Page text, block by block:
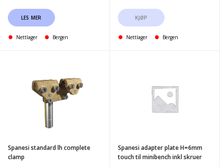
LES MER
Nettlager Bergen
KJØP
Nettlager Bergen
standard
Spanesi standard lh complete
clamp
inkl
Spanesi adapter plate H=6mm
touch til minibench inkl skruer